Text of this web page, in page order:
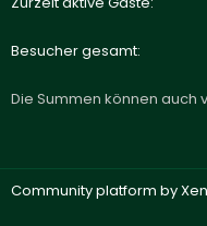
Besucher gesamt
Die Summen können auch
Community platform by